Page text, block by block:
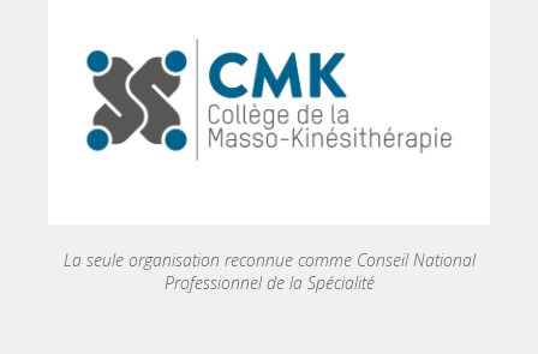
La seule organisation reconnue comme Conseil National
Professionnel de la Spécialité